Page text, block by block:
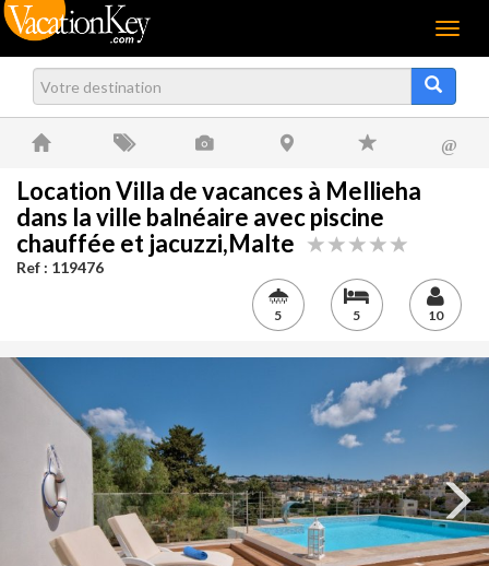
Menu
@
Location Villa de vacances à Mellieha
dans la ville balnéaire avec piscine
chauffée et jacuzzi,Malte
Ref : 119476
5 5 10
Next